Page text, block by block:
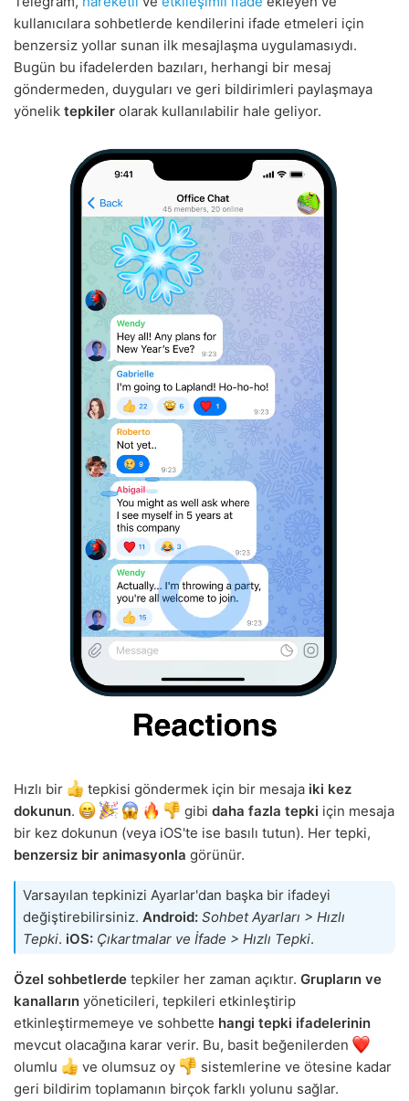
kullanıcılara sohbetlerde kendilerini ifade etmeleri için
benzersiz yollar sunan ilk mesajlaşma uygulamasıydı.
Bugün bu ifadelerden bazıları, herhangi bir mesaj
göndermeden, duyguları ve geri bildirimleri paylaşmaya
yönelik tepkiler olarak kullanılabilir hale geliyor.
Hızlı bir tepkisi göndermek için bir mesaja iki kez
dokunun. gibidaha fazla tepki için mesaja
bir kez dokunun (veya iOS'te ise basılı tutun). Her tepki,
benzersiz bir animasyonla görünür.
Varsayılan tepkinizi Ayarlar'dan başka bir ifadeyi
değiştirebilirsiniz. Android: Sohbet Ayarları > Hızlı
Tepki. iOS: Çıkartmalar ve İfade > Hızlı Tepki.
Özel sohbetlerde tepkiler her zaman açıktır. Grupların ve
kanalların yöneticileri, tepkileri etkinleştirip
etkinleştirmemeye ve sohbette hangi tepki ifadelerinin
mevcut olacağına karar verir. Bu, basit beğenilerden
olumlu
ve olumsuz oy
sistemlerine ve ötesine kadar
geri bildirim toplamanın birçok farklı yolunu sağlar.